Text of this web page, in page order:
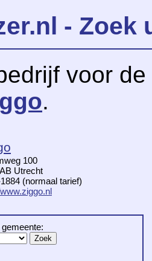
- Zoek
voor
.
100
Utrecht
(normaal tarief)